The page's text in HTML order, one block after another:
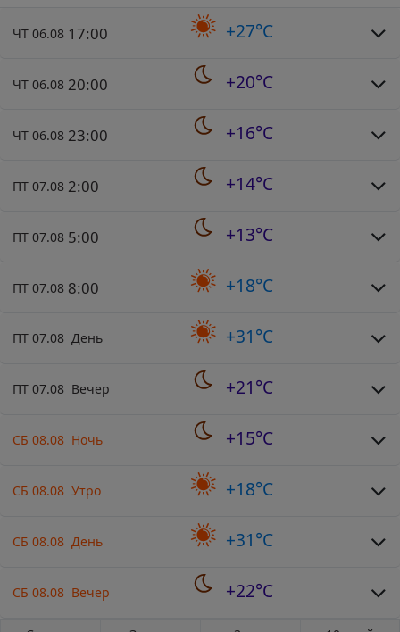
ЧТ 06.08 17:00 +27°C
ЧТ 06.08 20:00 +20°C
ЧТ 06.08 23:00 +16°C
ПТ 07.08 2:00 +14°C
ПТ 07.08 5:00 +13°C
ПТ 07.08 8:00 +18°C
ПТ 07.08 День +31°C
ПТ 07.08 Вечер +21°C
СБ 08.08 Ночь +15°C
СБ 08.08 Утро +18°C
СБ 08.08 День +31°C
СБ 08.08 Вечер +22°C